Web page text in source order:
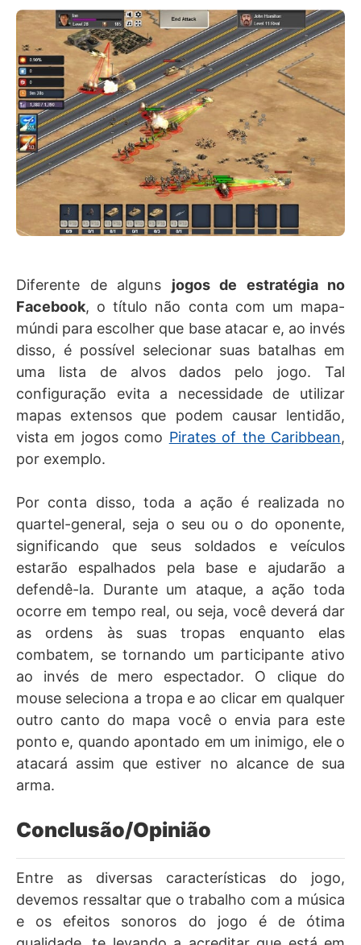
Diferente de alguns jogos de estratégia no
Facebook, o título não conta com um mapa-
múndi para escolher que base atacar e, ao invés
disso, é possível selecionar suas batalhas em
uma lista de alvos dados pelo jogo. Tal
configuração evita a necessidade de utilizar
mapas extensos que podem causar lentidão,
vista em jogos como Pirates of the Caribbean,
por exemplo.
Por conta disso, toda a ação é realizada no
quartel-general, seja o seu ou o do oponente,
significando que seus soldados e veículos
estarão espalhados pela base e ajudarão a
defendê-la. Durante um ataque, a ação toda
ocorre em tempo real, ou seja, você deverá dar
as ordens às suas tropas enquanto elas
combatem, se tornando um participante ativo
ao invés de mero espectador. O clique do
mouse seleciona a tropa e ao clicar em qualquer
outro canto do mapa você o envia para este
ponto e, quando apontado em um inimigo, ele o
atacará assim que estiver no alcance de sua
arma.
Conclusão/Opinião
Entre as diversas características do jogo,
devemos ressaltar que o trabalho com a música
e os efeitos sonoros do jogo é de ótima